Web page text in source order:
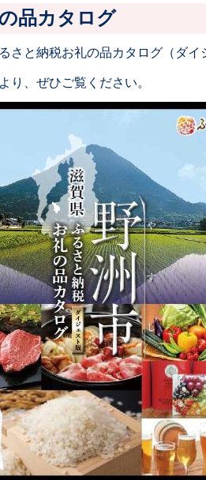
品カタログ
さと納税お礼の品カタログ（ダイ
り、ぜひご覧ください。